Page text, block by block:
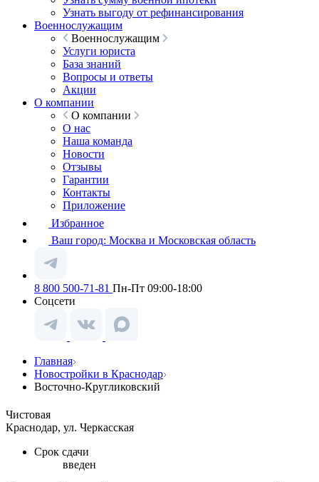
Узнать выгоду от рефинансирования
Военнослужащим
Военнослужащим
Услуги юриста
База знаний
Вопросы и ответы
Акции
О компании
О компании
О нас
Наша команда
Новости
Отзывы
Гарантии
Контакты
Приложение
Избранное
Ваш город: Москва и Московская область
8 800 500-71-81 Пн-Пт 09:00-18:00
Соцсети
Главная
Новостройки в Краснодар
Восточно-Кругликовский
Чистовая
Краснодар, ул. Черкасская
Срок сдачи
введен